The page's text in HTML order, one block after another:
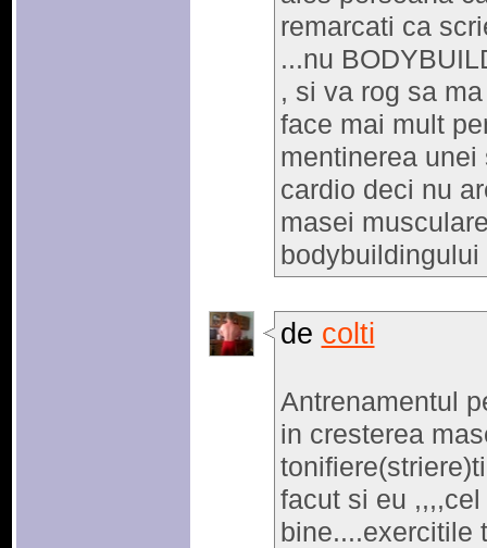
remarcati ca
...nu
, si va rog sa
face mai mult
mentinerea
cardio deci nu
masei
bodybuildingului
de colti
Antrenamentul
in cresterea
facut si eu
bine....exercitile